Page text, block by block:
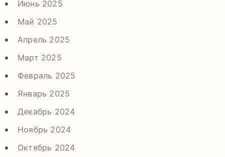
Июнь 2025
Май 2025
Апрель 2025
Март 2025
Февраль 2025
Январь 2025
Декабрь 2024
Ноябрь 2024
Октябрь 2024